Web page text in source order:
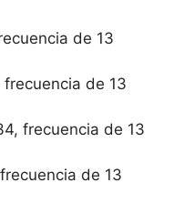
de 13
de 13
frecuencia de 13
de 13